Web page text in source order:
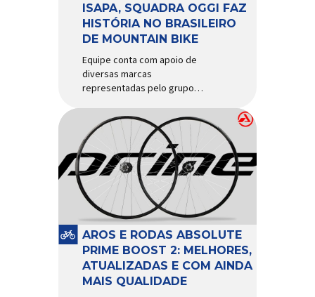
ISAPA, SQUADRA OGGI FAZ
HISTÓRIA NO BRASILEIRO
DE MOUNTAIN BIKE
Equipe conta com apoio de
diversas marcas
representadas pelo grupo
Finish Lline, Park Tool, Protaper
e Zéfal Histórico. Assim pode
ser definida a participação da
Squadra Oggi no Campeonato
Brasileiro de Mountain Bike
2026, realizado em São José
dos Campos-SP entre os dias
23 e 26 de julho. Com cinco […]
AROS E RODAS ABSOLUTE
PRIME BOOST 2: MELHORES,
ATUALIZADAS E COM AINDA
MAIS QUALIDADE